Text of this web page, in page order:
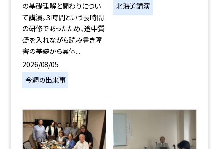
の基礎理解と関わりについ
て講演。３時間という長時間
の研修であったため、途中質
疑を入れながら読み書き障
害の基礎から具体...
2026/08/05
今週の出来事
北海道講演